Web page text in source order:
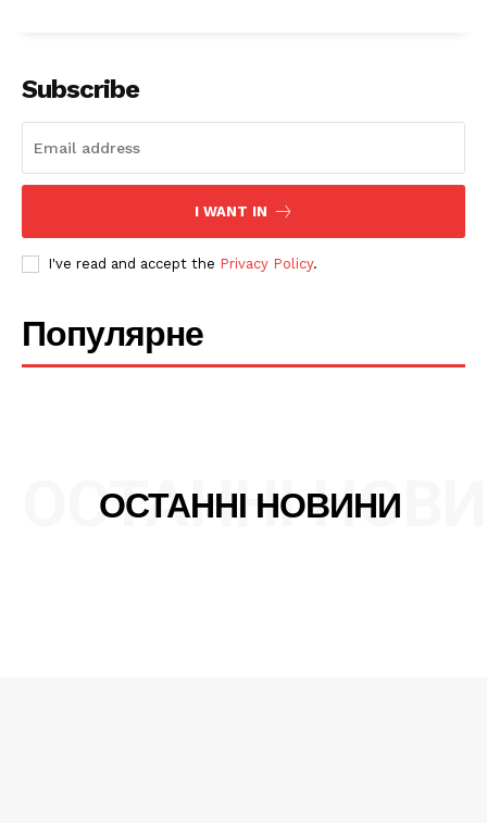
Subscribe
I WANT IN
I've read and accept the Privacy Policy.
Популярне
ОСТАННІ НОВИНИ
ОСТАННІ